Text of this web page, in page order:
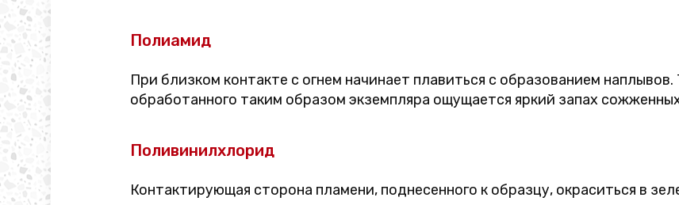
Полиамид
При близком контакте с огнем начинает плавиться с образованием
обработанного таким образом экземпляра ощущается яркий запах
Поливинилхлорид
Контактирующая сторона пламени, поднесенного к образцу, окраситься в